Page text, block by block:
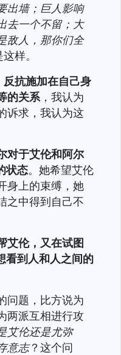
出墙；巨人影响
去一个不留；大
敌人，那你们全
样。
反抗施加在自己身
的关系，我认为
诉求，我认为这
对于艾伦和阿尔
状态。她希望艾伦
身上的束缚，她
之中得到自己不
艾伦，又在试图
看到人和人之间的
问题，比方说为
两派互相进行攻
艾伦还是尤弥
意志？这个问